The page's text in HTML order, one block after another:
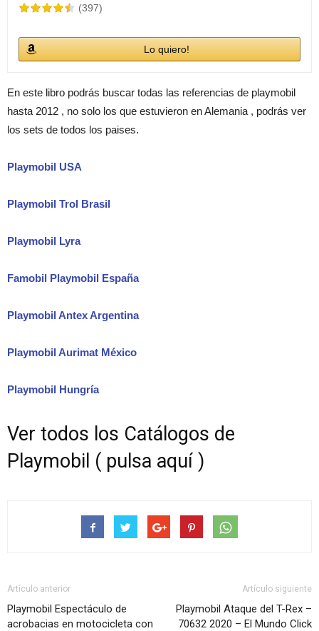
(397)
Lo quiero!
En este libro podrás buscar todas las referencias de playmobil
hasta 2012 , no solo los que estuvieron en Alemania , podrás ver
los sets de todos los paises.
Playmobil USA
Playmobil Trol Brasil
Playmobil Lyra
Famobil Playmobil España
Playmobil Antex Argentina
Playmobil Aurimat México
Playmobil Hungría
Ver todos los Catálogos de
Playmobil ( pulsa aquí )
Artículo anterior
Playmobil Espectáculo de
acrobacias en motocicleta con
Artículo siguiente
Playmobil Ataque del T-Rex –
70632 2020 – El Mundo Click